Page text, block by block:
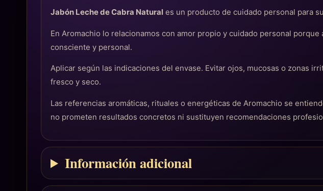
Jabón Leche de Cabra Naturales un producto de cuidado personal para
En Aromachio lo relacionamos con amor propio y cuidado personal
consciente y personal.
Aplicar según las indicaciones del envase. Evitar ojos, mucosas o zonas
fresco y seco.
Las referencias aromáticas, rituales o energéticas de Aromachio se
no prometen resultados concretos ni sustituyen recomendaciones
Información adicional